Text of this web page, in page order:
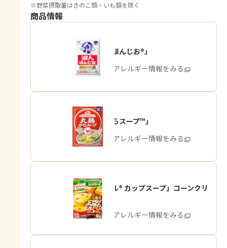
※野菜摂取量はきのこ類・いも類を除く
商品情報
「瀬戸のほんじお®」
商品・アレルギー情報をみる
「丸鶏がらスープ™」
商品・アレルギー情報をみる
「クノール® カップスープ」コーンクリ
ーム
商品・アレルギー情報をみる